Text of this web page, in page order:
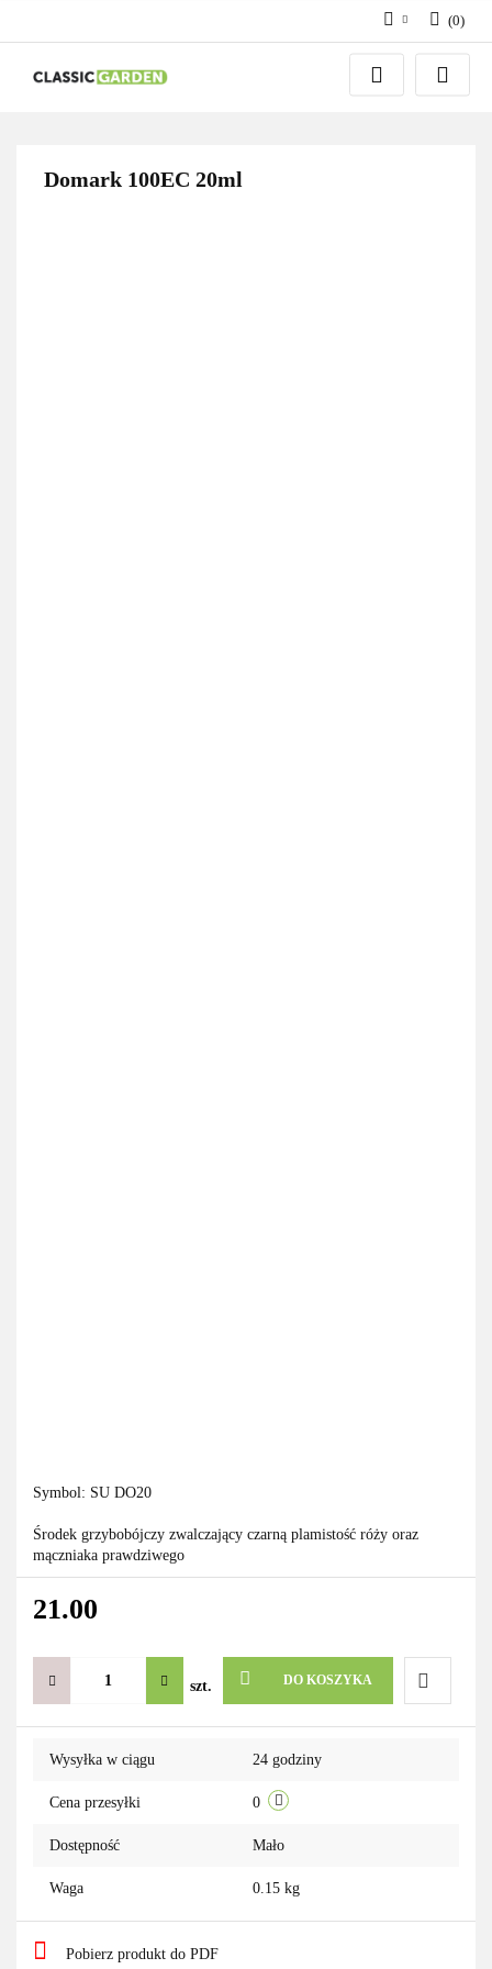
Zaloguj się
(0)
Domark 100EC 20ml
Symbol: SU DO20
Środek grzybobójczy zwalczający czarną plamistość róży oraz
mączniaka prawdziwego
21.00
szt. DO KOSZYKA
Do
Wysyłka w ciągu 24 godziny
Cena przesyłki 0
Dostępność Mało
Waga 0.15 kg
Pobierz produkt do PDF